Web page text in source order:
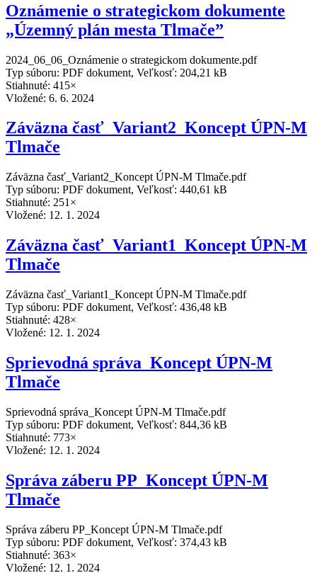
Oznámenie o strategickom dokumente
„Územný plán mesta Tlmače”
2024_06_06_Oznámenie o strategickom dokumente.pdf
Typ súboru: PDF dokument, Veľkosť: 204,21 kB
Stiahnuté: 415×
Vložené: 6. 6. 2024
Záväzna časť_Variant2_Koncept ÚPN-M
Tlmače
Záväzna časť_Variant2_Koncept ÚPN-M Tlmače.pdf
Typ súboru: PDF dokument, Veľkosť: 440,61 kB
Stiahnuté: 251×
Vložené: 12. 1. 2024
Záväzna časť_Variant1_Koncept ÚPN-M
Tlmače
Záväzna časť_Variant1_Koncept ÚPN-M Tlmače.pdf
Typ súboru: PDF dokument, Veľkosť: 436,48 kB
Stiahnuté: 428×
Vložené: 12. 1. 2024
Sprievodná správa_Koncept ÚPN-M
Tlmače
Sprievodná správa_Koncept ÚPN-M Tlmače.pdf
Typ súboru: PDF dokument, Veľkosť: 844,36 kB
Stiahnuté: 773×
Vložené: 12. 1. 2024
Správa záberu PP_Koncept ÚPN-M
Tlmače
Správa záberu PP_Koncept ÚPN-M Tlmače.pdf
Typ súboru: PDF dokument, Veľkosť: 374,43 kB
Stiahnuté: 363×
Vložené: 12. 1. 2024